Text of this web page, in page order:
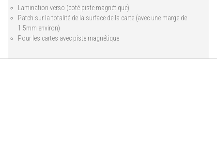
Lamination verso (coté piste magnétique)
Patch sur la totalité de la surface de la carte (avec une marge de
1.5mm environ)
Pour les cartes avec piste magnétique